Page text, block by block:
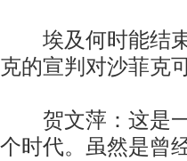
埃及何时能结束
克的宣判对沙菲克
贺文萍：这是一
个时代。虽然是曾